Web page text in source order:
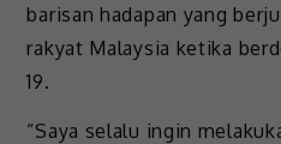
barisan hadapan yang
rakyat Malaysia ketika
19.
“Saya selalu ingin